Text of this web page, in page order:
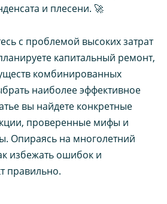
и плесени. 🚀
с проблемой высоких затрат
капитальный ремонт,
комбинированных
наиболее эффективное
вы найдете конкретные
проверенные мифы и
Опираясь на многолетний
избежать ошибок и
правильно.